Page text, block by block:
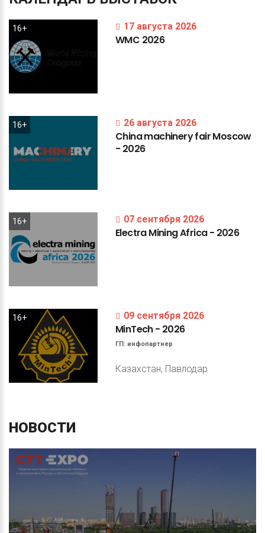
16+ 17 августа 2026
WMC 2026
16+ 26 августа 2026
ChinamachineryfairMoscow
- 2026
16+ 07 сентября 2026
ElectraMiningAfrica- 2026
16+ 09 сентября 2026
MinTech- 2026
ГП: инфопартнер
Казахстан, Павлодар
НОВОСТИ